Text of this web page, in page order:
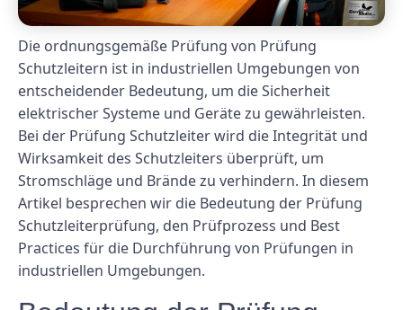
Die ordnungsgemäße Prüfung von Prüfung
Schutzleitern ist in industriellen Umgebungen von
entscheidender Bedeutung, um die Sicherheit
elektrischer Systeme und Geräte zu gewährleisten.
Bei der Prüfung Schutzleiter wird die Integrität und
Wirksamkeit des Schutzleiters überprüft, um
Stromschläge und Brände zu verhindern. In diesem
Artikel besprechen wir die Bedeutung der Prüfung
Schutzleiterprüfung, den Prüfprozess und Best
Practices für die Durchführung von Prüfungen in
industriellen Umgebungen.